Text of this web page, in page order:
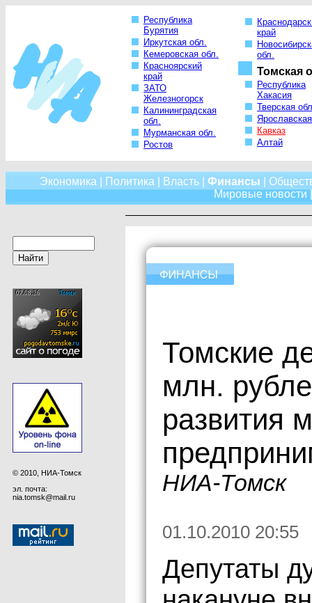
Республика
Бурятия
Иркутская обл.
Кемеровская обл.
Красноярский
край
ЗАТО
Железногорск
Калининградская
обл.
Мурманская обл.
Ростов
край
обл.
Томская
Республика
Хакасия
Тверская
Кавказ
Алтай
Экономика Политика Власть| Финансы
Мировые новости
© 2010, НИА-Томск
эл. почта:
nia.tomsk@mail.ru
Томские
млн.
развития
НИА-Томск
01.10.2010 20:55
Депутаты